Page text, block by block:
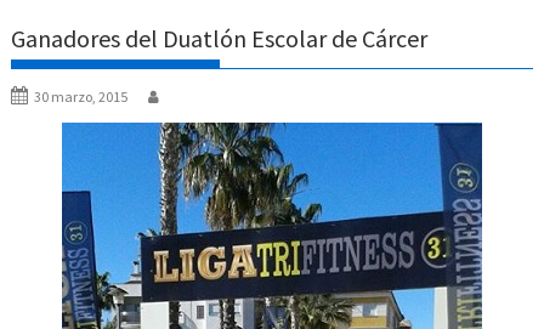
Ganadores del Duatlón Escolar de Cárcer
30 marzo, 2015